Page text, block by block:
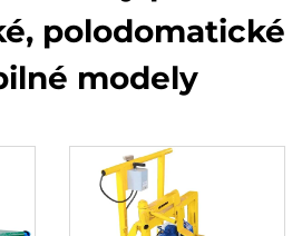
polodomatické
modely